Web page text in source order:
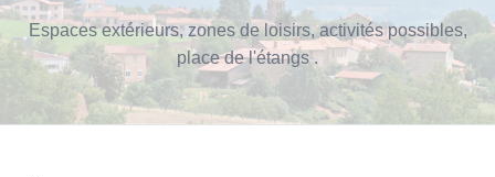
Espaces extérieurs, zones de loisirs, activités possibles,
place de l'étangs .